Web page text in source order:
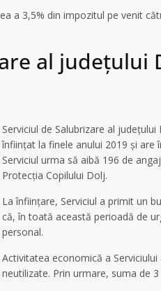
a 3,5% din impozitul pe venit
al judeţului
Serviciul de Salubrizare al
înfiinţat la finele anului 2019 şi
Serviciul urma să aibă 196 de
Protecţia Copilului Dolj.
La înfiinţare, Serviciul a primit un
că, în toată această perioadă de
personal.
Activitatea economică a
neutilizate. Prin urmare, suma de